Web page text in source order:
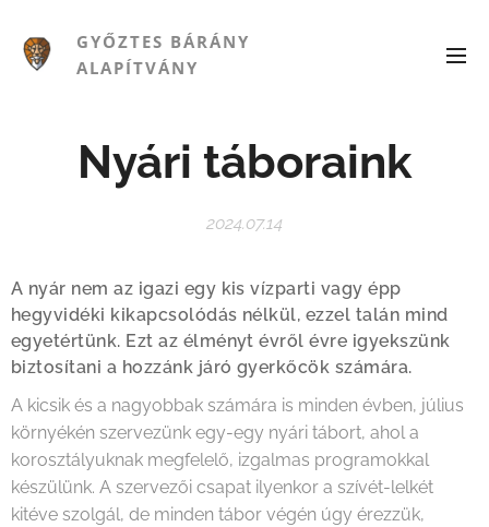
GYŐZTES BÁRÁNY
ALAPÍTVÁNY
Nyári táboraink
2024.07.14
A nyár nem az igazi egy kis vízparti vagy épp
hegyvidéki kikapcsolódás nélkül, ezzel talán mind
egyetértünk. Ezt az élményt évről évre igyekszünk
biztosítani a hozzánk járó gyerkőcök számára.
A kicsik és a nagyobbak számára is minden évben, július
környékén szervezünk egy-egy nyári tábort, ahol a
korosztályuknak megfelelő, izgalmas programokkal
készülünk. A szervezői csapat ilyenkor a szívét-lelkét
kitéve szolgál, de minden tábor végén úgy érezzük,